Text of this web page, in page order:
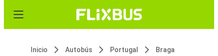
Inicio Autobús Portugal Braga